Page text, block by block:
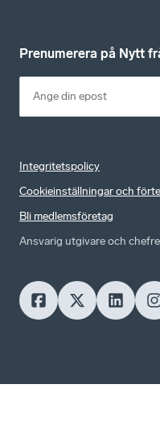
Prenumerera på Nytt
Integritetspolicy
Cookieinställningar och
Bli medlemsföretag
Ansvarig utgivare och